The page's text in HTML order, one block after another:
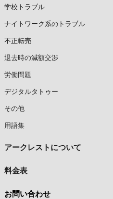
学校トラブル
ナイトワーク系のトラブル
不正転売
退去時の減額交渉
労働問題
デジタルタトゥー
その他
用語集
アークレストについて
料金表
お問い合わせ